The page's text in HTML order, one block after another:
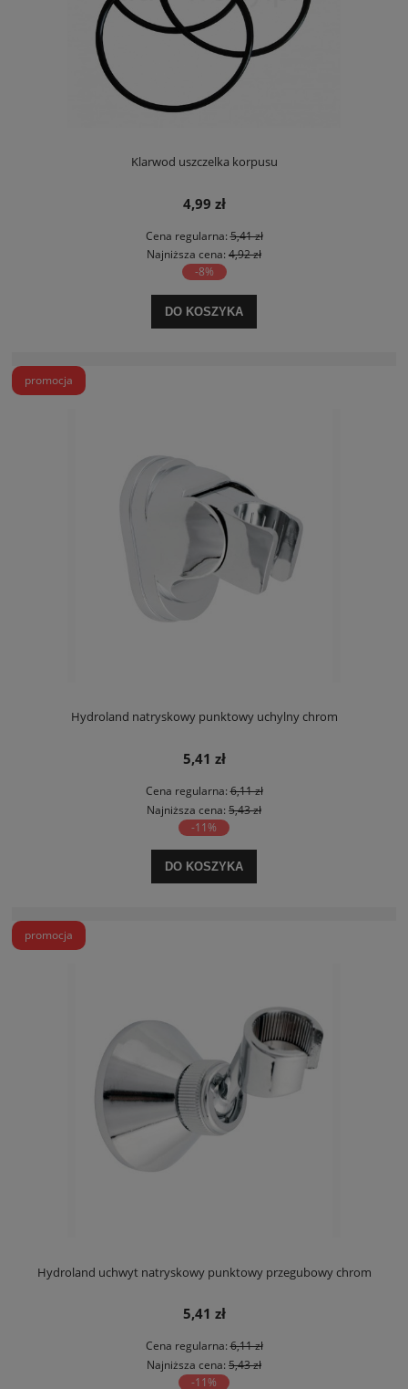
Klarwod uszczelka korpusu
4,99 zł
Cena regularna:5,41 zł
Najniższa cena: 4,92 zł
-8%
DO KOSZYKA
Hydroland natryskowy punktowy uchylny chrom
5,41 zł
Cena regularna:6,11 zł
Najniższa cena: 5,43 zł
-11%
DO KOSZYKA
promocja
Hydroland uchwyt natryskowy punktowy przegubowy chrom
5,41 zł
Cena regularna:6,11 zł
Najniższa cena: 5,43 zł
-11%
promocja